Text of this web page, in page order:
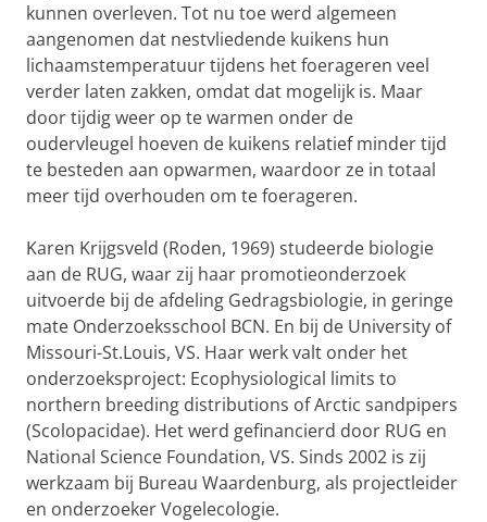
kunnen overleven. Tot nu toe werd algemeen
aangenomen dat nestvliedende kuikens hun
lichaamstemperatuur tijdens het foerageren veel
verder laten zakken, omdat dat mogelijk is. Maar
door tijdig weer op te warmen onder de
oudervleugel hoeven de kuikens relatief minder tijd
te besteden aan opwarmen, waardoor ze in totaal
meer tijd overhouden om te foerageren.
Karen Krijgsveld (Roden, 1969) studeerde biologie
aan de RUG, waar zij haar promotieonderzoek
uitvoerde bij de afdeling Gedragsbiologie, in geringe
mate Onderzoeksschool BCN. En bij de University of
Missouri-St.Louis, VS. Haar werk valt onder het
onderzoeksproject: Ecophysiological limits to
northern breeding distributions of Arctic sandpipers
(Scolopacidae). Het werd gefinancierd door RUG en
National Science Foundation, VS. Sinds 2002 is zij
werkzaam bij Bureau Waardenburg, als projectleider
en onderzoeker Vogelecologie.